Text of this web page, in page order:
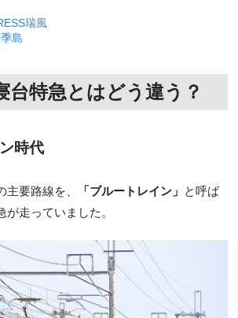
瑞風
島
台特急とはどう違う？
時代
要路線を、 「ブルートレイン」 と呼ば
走っていました。